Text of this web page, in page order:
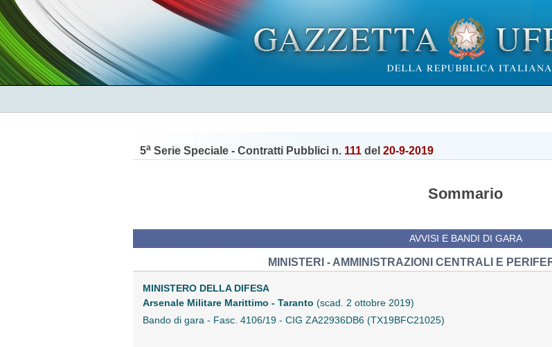
5a Serie Speciale - Contratti Pubblici n. 111 del 20-9-2019
Sommario
AVVISI E BANDI DI GARA
MINISTERI - AMMINISTRAZIONI CENTRALI E
MINISTERO DELLA DIFESA
Arsenale Militare Marittimo - Taranto (scad. 2 ottobre 2019)
Bando di gara - Fasc. 4106/19 - CIG ZA22936DB6 (TX19BFC21025)